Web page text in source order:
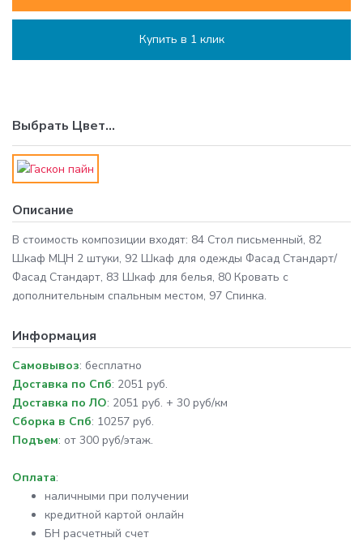
Купить в 1 клик
Выбрать Цвет...
Описание
В стоимость композиции входят: 84 Стол письменный, 82
Шкаф МЦН 2 штуки, 92 Шкаф для одежды Фасад Стандарт/
Фасад Стандарт, 83 Шкаф для белья, 80 Кровать с
дополнительным спальным местом, 97 Спинка.
Информация
Самовывоз: бесплатно
Доставка по Спб: 2051 руб.
Доставка по ЛО: 2051 руб. + 30 руб/км
Сборка в Спб: 10257 руб.
Подъем: от 300 руб/этаж.
Оплата:
наличными при получении
кредитной картой онлайн
БН расчетный счет